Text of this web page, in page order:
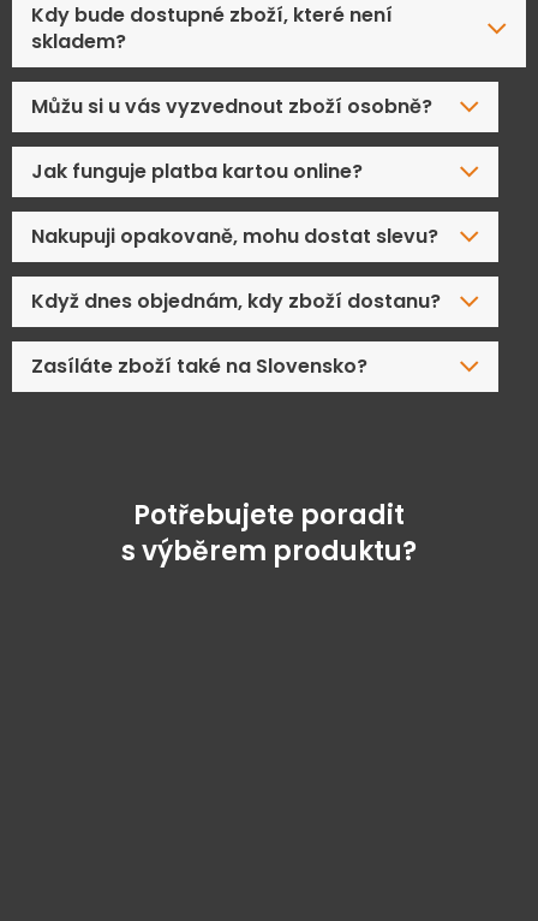
Kdy bude dostupné zboží, které není
skladem?
Můžu si u vás vyzvednout zboží osobně?
Jak funguje platba kartou online?
Nakupuji opakovaně, mohu dostat slevu?
Když dnes objednám, kdy zboží dostanu?
Zasíláte zboží také na Slovensko?
Potřebujete poradit
s výběrem produktu?